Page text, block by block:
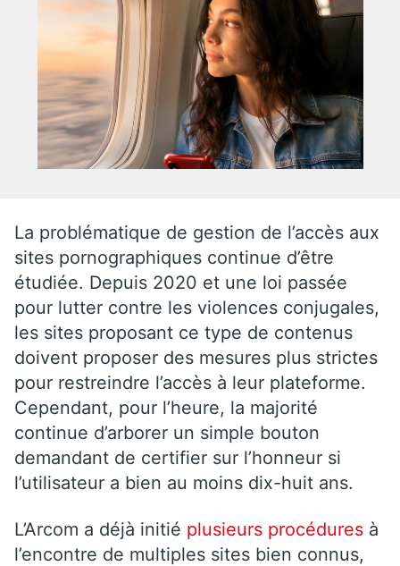
La problématique de gestion de l’accès aux
sites pornographiques continue d’être
étudiée. Depuis 2020 et une loi passée
pour lutter contre les violences conjugales,
les sites proposant ce type de contenus
doivent proposer des mesures plus strictes
pour restreindre l’accès à leur plateforme.
Cependant, pour l’heure, la majorité
continue d’arborer un simple bouton
demandant de certifier sur l’honneur si
l’utilisateur a bien au moins dix-huit ans.
L’Arcom a déjà initié plusieurs procédures à
l’encontre de multiples sites bien connus,